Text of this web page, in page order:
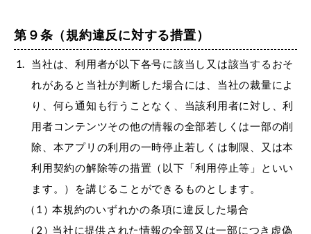
第９条（規約違反に対する措置）
当社は、利用者が以下各号に該当し又は該当するおそ
れがあると当社が判断した場合には、当社の裁量によ
り、何ら通知も行うことなく、当該利用者に対し、利
用者コンテンツその他の情報の全部若しくは一部の削
除、本アプリの利用の一時停止若しくは制限、又は本
利用契約の解除等の措置（以下「利用停止等」といい
ます。）を講じることができるものとします。
本規約のいずれかの条項に違反した場合
当社に提供された情報の全部又は一部につき虚偽